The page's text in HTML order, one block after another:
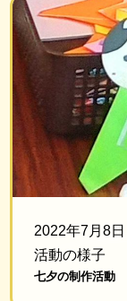
2022年7月8日
活動の様子
七夕の制作活動